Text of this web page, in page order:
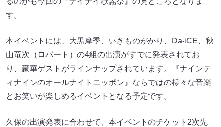
す。
本イベントには、大黒摩季、いきものがかり、Da-iCE、秋
山竜次（ロバート）の4組の出演がすでに発表されてお
り、豪華ゲストがラインナップされています。『ナインテ
ィナインのオールナイトニッポン』ならではの様々な音楽
とお笑いが楽しめるイベントとなる予定です。
久保の出演発表に合わせて、本イベントのチケット2次先